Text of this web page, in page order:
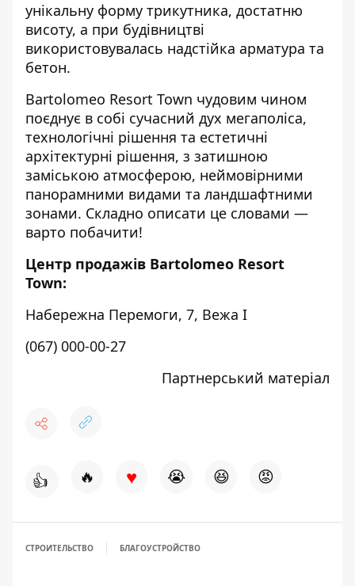
унікальну форму трикутника, достатню
висоту, а при будівництві
використовувалась надстійка арматура та
бетон.
Bartolomeo Resort Town чудовим чином
поєднує в собі сучасний дух мегаполіса,
технологічні рішення та естетичні
архітектурні рішення, з затишною
заміською атмосферою, неймовірними
панорамними видами та ландшафтними
зонами. Складно описати це словами —
варто побачити!
Центр продажів Bartolomeo Resort
Town:
Набережна Перемоги, 7, Вежа I
(067) 000-00-27
Партнерський матеріал
👍 🔥 ♥ 😭 😆 😡
СТРОИТЕЛЬСТВО БЛАГОУСТРОЙСТВО